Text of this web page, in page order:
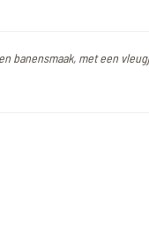
banensmaak, met een